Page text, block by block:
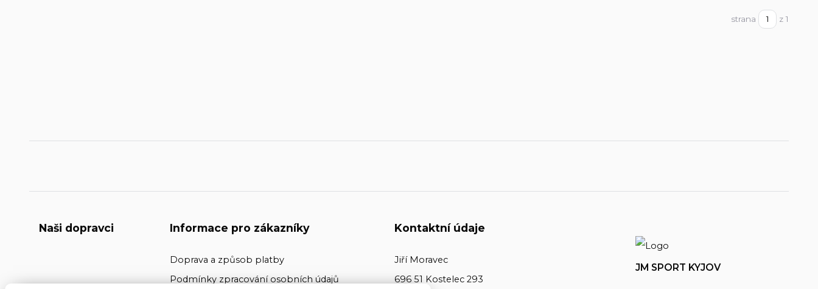
strana z 1
Naši dopravci Informace pro zákazníky
Doprava a způsob platby
Podmínky zpracování osobních údajů
Kontaktní údaje
Jiří Moravec
696 51 Kostelec 293
JM SPORT KYJOV